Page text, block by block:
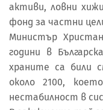
активи, ловни
фонд за частни
Министър
години в
храните са били
около 2100,
нестабилност в